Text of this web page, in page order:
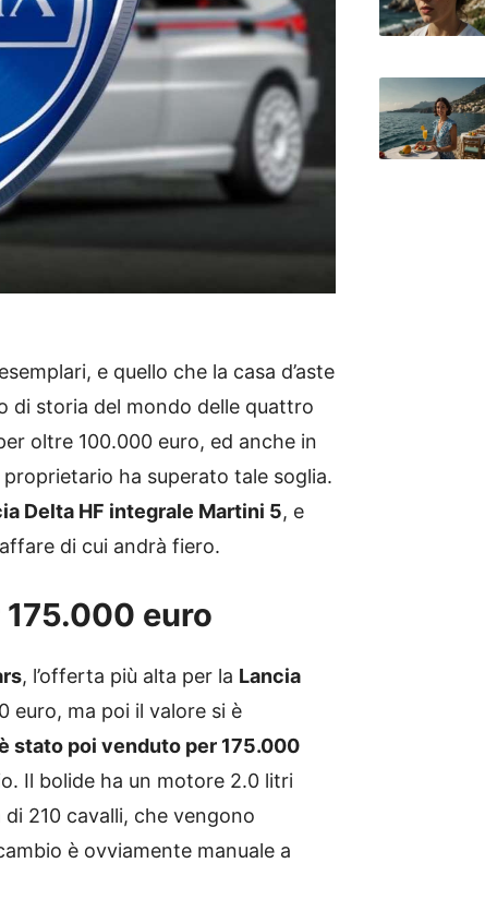
e quello che la casa d’aste
di storia del mondo delle quattro
oltre 100.000 euro, ed anche in
ha superato tale soglia.
Delta HF integrale Martini 5, e
di cui andrà fiero.
175.000 euro
, l’offerta più alta per la Lancia
euro, ma poi il valore si è
stato poi venduto per 175.000
Il bolide ha un motore 2.0 litri
210 cavalli, che vengono
è ovviamente manuale a